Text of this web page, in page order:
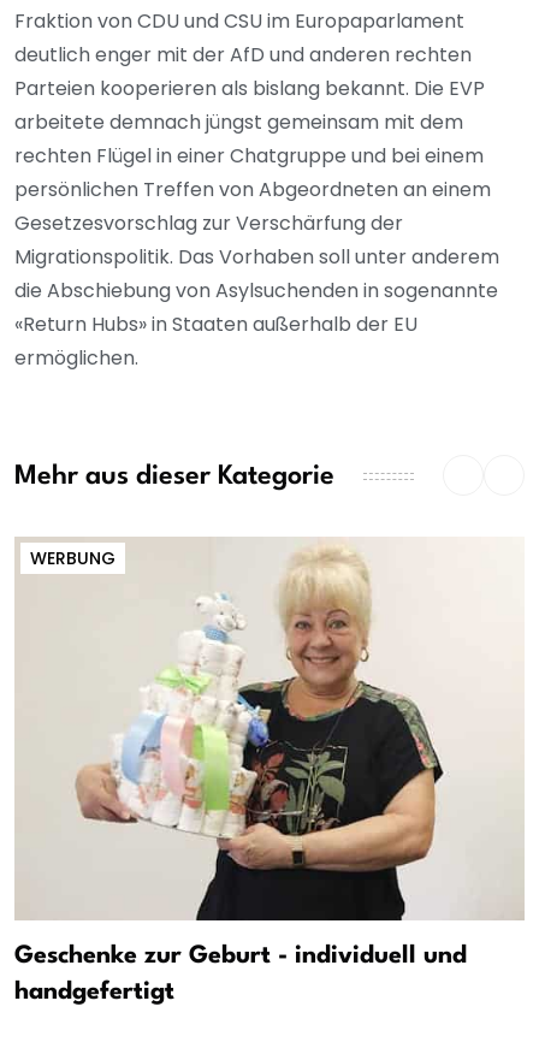
Fraktion von CDU und CSU im Europaparlament
deutlich enger mit der AfD und anderen rechten
Parteien kooperieren als bislang bekannt. Die EVP
arbeitete demnach jüngst gemeinsam mit dem
rechten Flügel in einer Chatgruppe und bei einem
persönlichen Treffen von Abgeordneten an einem
Gesetzesvorschlag zur Verschärfung der
Migrationspolitik. Das Vorhaben soll unter anderem
die Abschiebung von Asylsuchenden in sogenannte
«Return Hubs» in Staaten außerhalb der EU
ermöglichen.
Mehr aus dieser Kategorie
WERBUNG
Geschenke zur Geburt - individuell und
handgefertigt